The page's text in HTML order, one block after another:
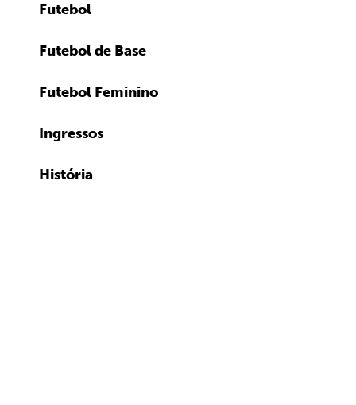
Futebol
Futebol de Base
Futebol Feminino
Ingressos
História